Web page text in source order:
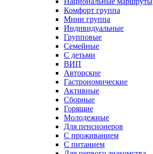
Комфорт группа
Мини группа
Индивидуальные
Групповые
Семейные
С детьми
ВИП
Авторские
Гастрономические
Активные
Сборные
Горящие
Молодежные
Для пенсионеров
С проживанием
С питанием